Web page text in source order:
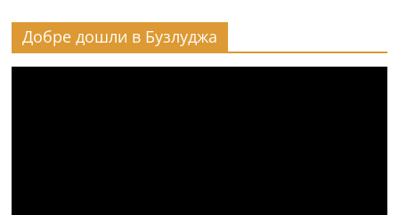
Добре дошли в Бузлуджа